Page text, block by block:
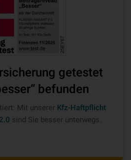
getestet
befunden
Mit unserer Kfz-Haftpflicht
sind Sie besser unterwegs.